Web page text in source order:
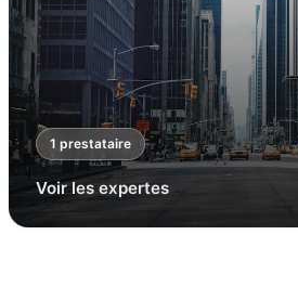
1 prestataire
Voir les expertes